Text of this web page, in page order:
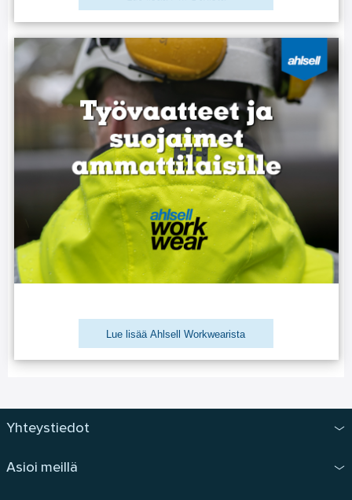
Lue lisää Ahlsell Workwearista
Yhteystiedot
Asioi meillä